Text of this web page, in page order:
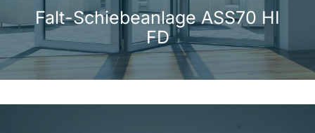
Falt-Schiebeanlage ASS70 HI
FD